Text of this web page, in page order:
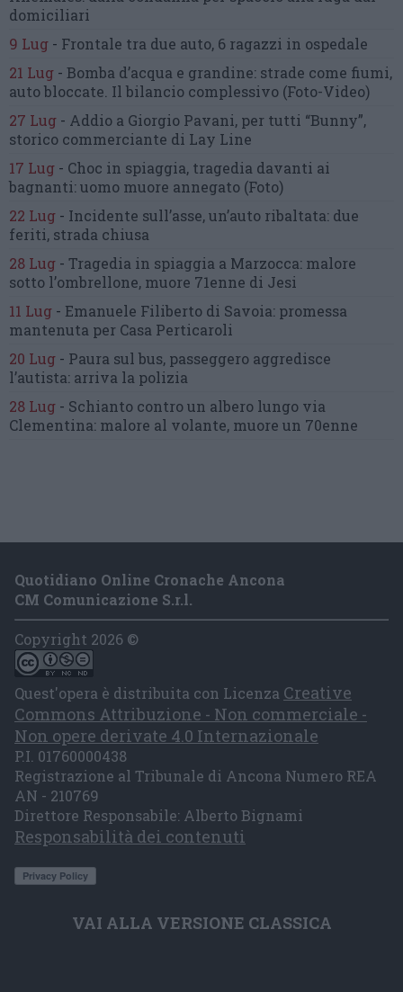
domiciliari
9 Lug - Frontale tra due auto, 6 ragazzi in ospedale
21 Lug - Bomba d’acqua e grandine: strade come fiumi,
auto bloccate. Il bilancio complessivo (Foto-Video)
27 Lug - Addio a Giorgio Pavani, per tutti “Bunny”,
storico commerciante di Lay Line
17 Lug - Choc in spiaggia, tragedia davanti ai
bagnanti:uomo muore annegato (Foto)
22 Lug - Incidente sull’asse, un’auto ribaltata: due
feriti, strada chiusa
28 Lug - Tragedia in spiaggia a Marzocca: malore
sotto l’ombrellone, muore 71enne di Jesi
11 Lug - Emanuele Filiberto di Savoia: promessa
mantenuta per Casa Perticaroli
20 Lug - Paura sul bus, passeggero aggredisce
l’autista: arriva la polizia
28 Lug - Schianto contro un albero lungo via
Clementina: malore al volante, muore un 70enne
Quotidiano Online Cronache Ancona
CM Comunicazione S.r.l.
Copyright 2026 ©
Quest'opera è distribuita con Licenza Creative
Commons Attribuzione - Non commerciale -
Non opere derivate 4.0 Internazionale
P.I. 01760000438
Registrazione al Tribunale di Ancona Numero REA
AN - 210769
Direttore Responsabile: Alberto Bignami
Responsabilità dei contenuti
VAI ALLA VERSIONE CLASSICA